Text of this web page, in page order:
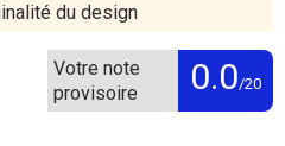
du design
Votre note
provisoire
0.0/20